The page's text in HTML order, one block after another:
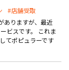
#店舗受取
ありますが、最近
ビスです。 これま
てポピュラーです